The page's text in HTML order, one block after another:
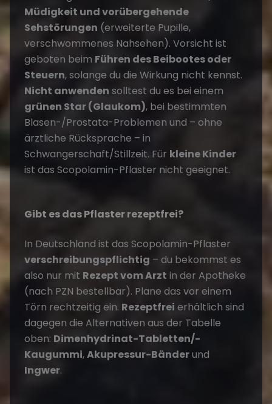
Müdigkeit und vorübergehende
Sehstörungen (erweiterte Pupille,
verschwommenes Nahsehen). Vorsicht ist
geboten beim Führen des Beibootes oder
Steuern, solange du die Wirkung nicht kennst.
Nicht anwenden solltest du es bei einem
grünen Star (Glaukom), bei bestimmten
Blasen-/Prostata-Problemen und – ohne
ärztliche Rücksprache – in
Schwangerschaft/Stillzeit. Für kleine Kinder
ist das Scopolamin-Pflaster nicht geeignet.
Gibt es das Pflaster rezeptfrei?
In Deutschland ist das Scopolamin-Pflaster
verschreibungspflichtig – du bekommst es
also nur mit Rezept vom Arzt in der Apotheke
(nach PZN bestellbar). Plane das vor einem
Törn rechtzeitig ein. Rezeptfrei erhältlich sind
dagegen die Alternativen aus der Tabelle
oben: Dimenhydrinat-Tabletten/-
Kaugummi,Akupressur-Bänderund
Ingwer.